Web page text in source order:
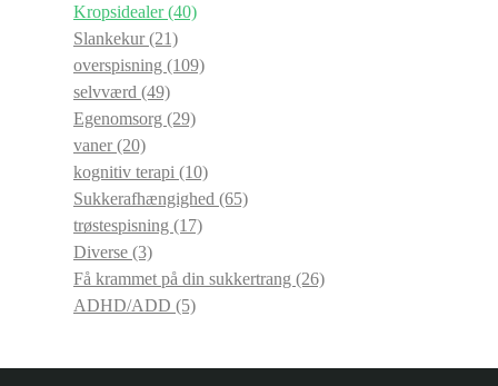
Kropsidealer(40)
Slankekur(21)
overspisning (109)
selvværd (49)
Egenomsorg (29)
vaner(20)
kognitiv terapi (10)
Sukkerafhængighed (65)
trøstespisning (17)
Diverse (3)
Få krammet på din sukkertrang (26)
ADHD/ADD (5)